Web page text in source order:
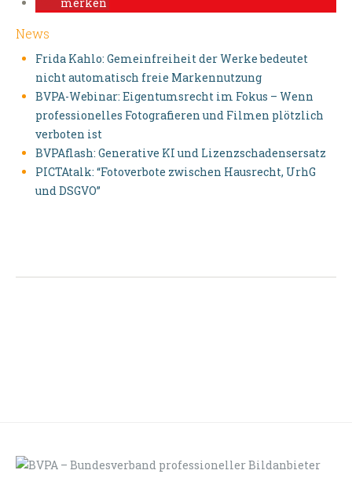
News
Frida Kahlo: Gemeinfreiheit der Werke bedeutet
nicht automatisch freie Markennutzung
BVPA-Webinar: Eigentumsrecht im Fokus – Wenn
professionelles Fotografieren und Filmen plötzlich
verboten ist
BVPAflash: Generative KI und Lizenzschadensersatz
PICTAtalk: “Fotoverbote zwischen Hausrecht, UrhG
und DSGVO”